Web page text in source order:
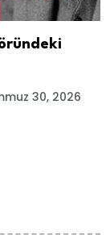
30, 2026